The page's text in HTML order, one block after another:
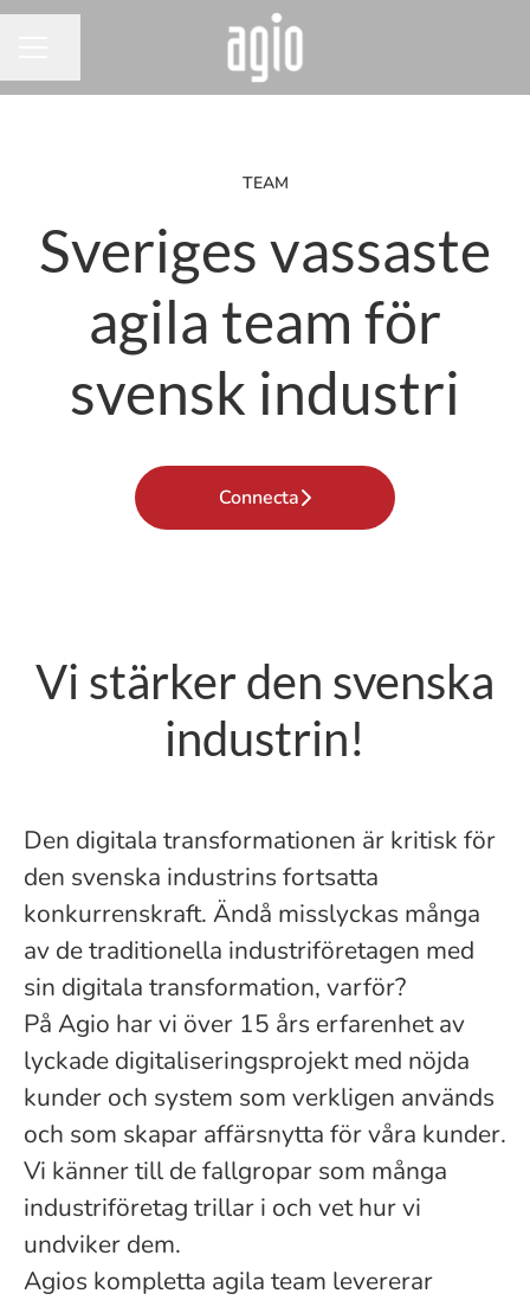
TEAM
Sveriges vassaste
agila team för
svensk industri
Connecta
Vi stärker den svenska
industrin!
Den digitala transformationen är kritisk för
den svenska industrins fortsatta
konkurrenskraft. Ändå misslyckas många
av de traditionella industriföretagen med
sin digitala transformation, varför?
På Agio har vi över 15 års erfarenhet av
lyckade digitaliseringsprojekt med nöjda
kunder och system som verkligen används
och som skapar affärsnytta för våra kunder.
Vi känner till de fallgropar som många
industriföretag trillar i och vet hur vi
undviker dem.
Agios kompletta agila team levererar